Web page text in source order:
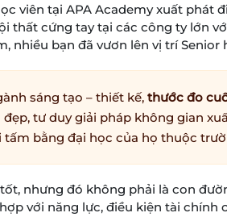
viên tại APA Academy xuất
thất cứng tay tại các công ty lớn
nhiều bạn đã vươn lên vị trí
sáng tạo – thiết kế, thước đo
tư duy giải pháp không gian
tấm bằng đại học của họ thuộc
nhưng đó không phải là con
với năng lực, điều kiện tài